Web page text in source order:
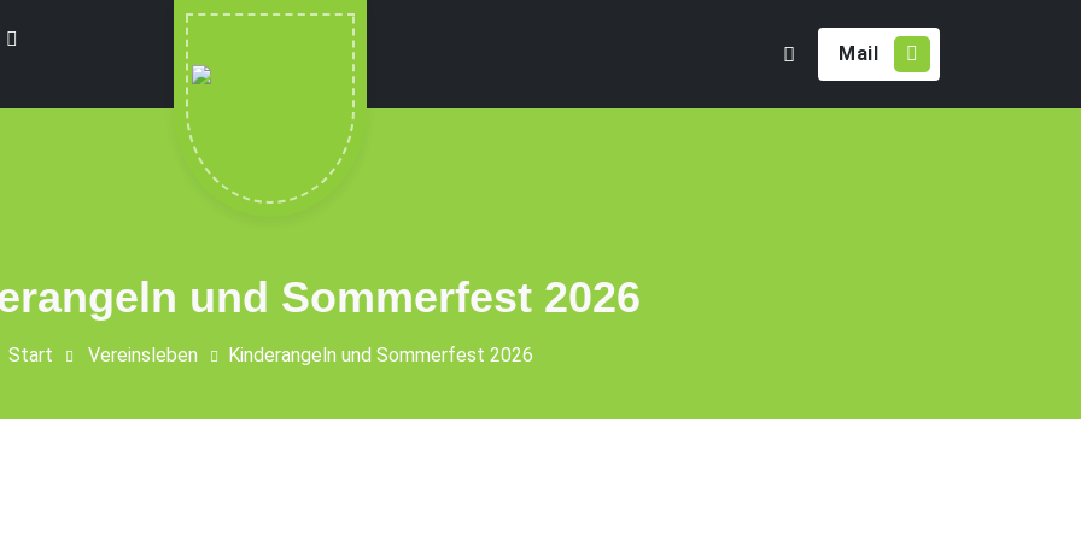
Mail
und Sommerfest 2026
Start Vereinsleben Kinderangeln und Sommerfest 2026